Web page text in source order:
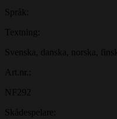
Språk:
Textning:
Svenska, danska, norska,
Art.nr.:
NF292
Skådespelare: